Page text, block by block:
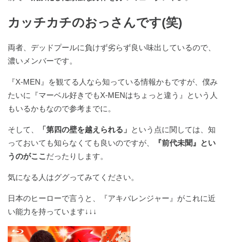
カッチカチのおっさんです(笑)
両者、デッドプールに負けず劣らず良い味出しているので、
濃いメンバーです。
『X-MEN』を観てる人なら知っている情報かもですが、僕み
たいに『マーベル好きでもX-MENはちょっと違う』という人
もいるかもなので参考までに。
そして、 「第四の壁を越えられる」 という点に関しては、知
っておいても知らなくても良いのですが、
『前代未聞』とい
うのがここ だったりします。
気になる人はググってみてください。
日本のヒーローで言うと、『アキバレンジャー』がこれに近
い能力を持っています↓↓↓